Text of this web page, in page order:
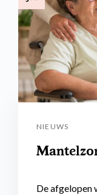
NIEUWS
De afgelopen